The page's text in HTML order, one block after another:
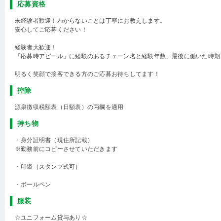
応募資格
未経験者歓迎！わからないことは丁寧にお教えします。
安心してご応募ください！
経験者大歓迎！
「応募時アピール」に経験のあるチェーン名と経験年数、最後に働いた時
明るく笑顔で接客できる方のご応募お待ちしてます！
控除
源泉徴収税額表（日額表）の丙欄を適用
持ち物
・身分証明書（現住所記載）
※勤務前にコピーさせていただきます
・印鑑（スタンプ式可）
・ボールペン
服装
☆ユニフォーム貸与あり☆